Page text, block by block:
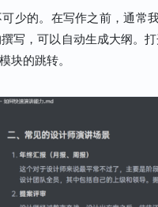
少的。在写作之前，通常
写，可以自动生成大纲。
块的跳转。